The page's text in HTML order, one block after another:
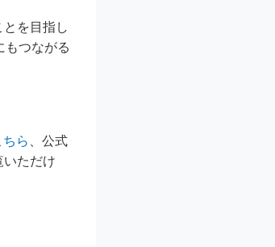
を目指し
もつながる
ちら
、公式
いただけ